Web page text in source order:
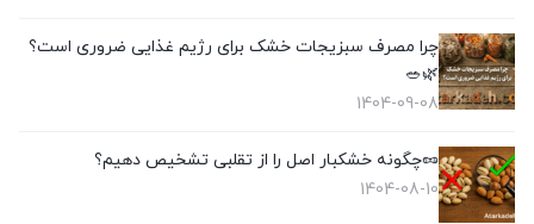
چرا مصرف سبزیجات خشک برای رژیم غذایی ضروری است؟
🌿🥗
1404-09-08
🥜چگونه خشکبار اصل را از تقلبی تشخیص دهیم؟
1404-08-10